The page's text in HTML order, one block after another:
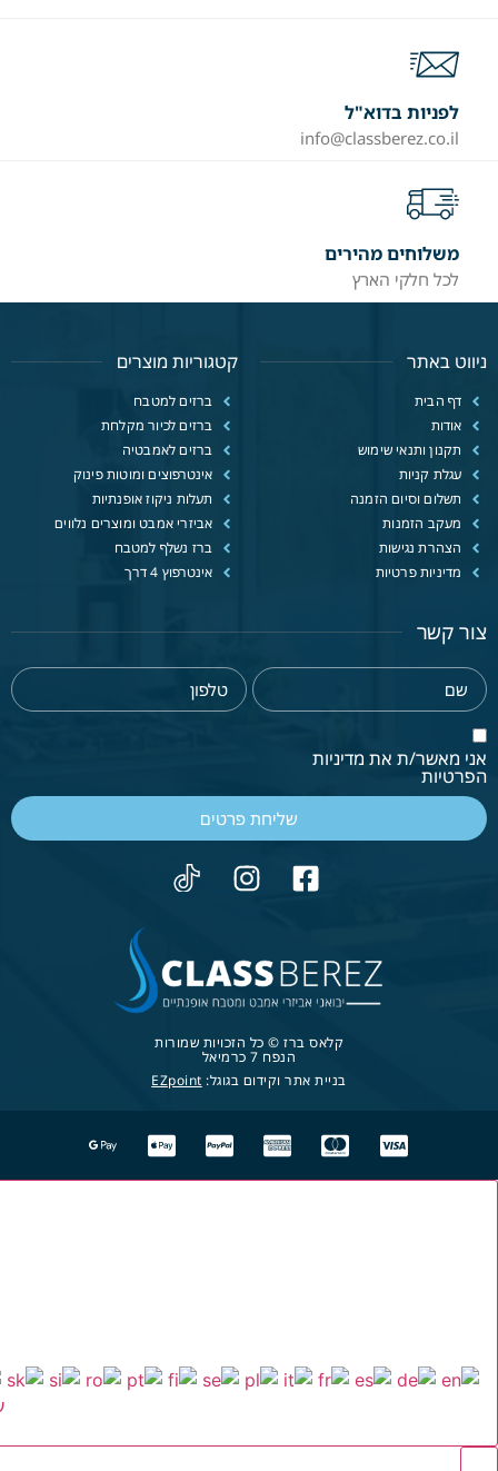
לפניות בדוא"ל
info@classberez.co.il
משלוחים מהירים
לכל חלקי הארץ
ניווט באתר
דף הבית
אודות
תקנון ותנאי שימוש
עגלת קניות
תשלום וסיום הזמנה
מעקב הזמנות
הצהרת נגישות
מדיניות פרטיות
קטגוריות מוצרים
ברזים למטבח
ברזים לכיור מקלחת
ברזים לאמבטיה
אינטרפוצים ומוטות פינוק
תעלות ניקוז אופנתיות
אביזרי אמבט ומוצרים נלווים
ברז נשלף למטבח
אינטרפוץ 4 דרך
צור קשר
אני מאשר/ת את מדיניות
הפרטיות
שליחת פרטים
קלאס ברז © כל הזכויות שמורות
הנפח 7 כרמיאל
בניית אתר וקידום בגוגל: EZpoint